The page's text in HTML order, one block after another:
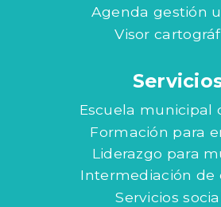
Agenda gestión
Visor
Escuela municipal
Formación para
Liderazgo para
Intermediación de
Servicios